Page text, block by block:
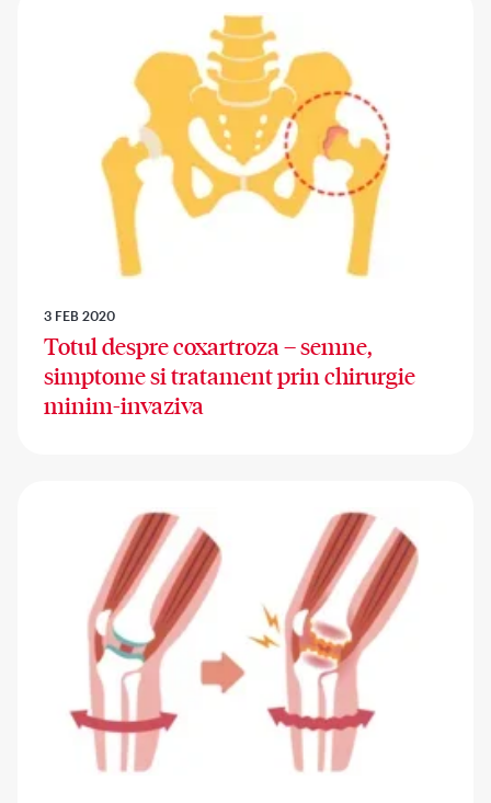
3 FEB 2020
Totul despre coxartroza – semne,
simptome si tratament prin chirurgie
minim-invaziva